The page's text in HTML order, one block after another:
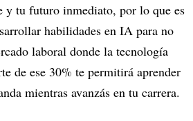
y tu futuro inmediato, por lo que es
habilidades en IA para no
laboral donde la tecnología
de ese 30% te permitirá aprender
mientras avanzás en tu carrera.